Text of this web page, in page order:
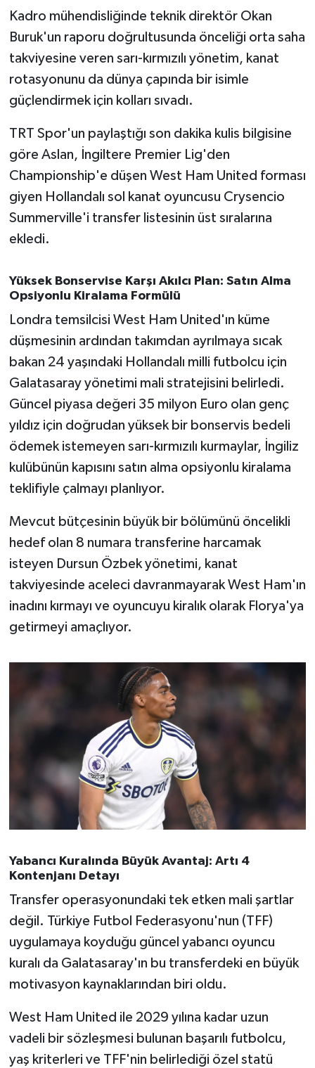
Kadro mühendisliğinde teknik direktör Okan
Buruk'un raporu doğrultusunda önceliği orta saha
takviyesine veren sarı-kırmızılı yönetim, kanat
rotasyonunu da dünya çapında bir isimle
güçlendirmek için kolları sıvadı.
TRT Spor'un paylaştığı son dakika kulis bilgisine
göre Aslan, İngiltere Premier Lig'den
Championship'e düşen West Ham United forması
giyen Hollandalı sol kanat oyuncusu Crysencio
Summerville'i transfer listesinin üst sıralarına
ekledi.
Yüksek Bonservise Karşı Akılcı Plan: Satın Alma
Opsiyonlu Kiralama Formülü
Londra temsilcisi West Ham United'ın küme
düşmesinin ardından takımdan ayrılmaya sıcak
bakan 24 yaşındaki Hollandalı milli futbolcu için
Galatasaray yönetimi mali stratejisini belirledi.
Güncel piyasa değeri 35 milyon Euro olan genç
yıldız için doğrudan yüksek bir bonservis bedeli
ödemek istemeyen sarı-kırmızılı kurmaylar, İngiliz
kulübünün kapısını satın alma opsiyonlu kiralama
teklifiyle çalmayı planlıyor.
Mevcut bütçesinin büyük bir bölümünü öncelikli
hedef olan 8 numara transferine harcamak
isteyen Dursun Özbek yönetimi, kanat
takviyesinde aceleci davranmayarak West Ham'ın
inadını kırmayı ve oyuncuyu kiralık olarak Florya'ya
getirmeyi amaçlıyor.
Yabancı Kuralında Büyük Avantaj: Artı 4
Kontenjanı Detayı
Transfer operasyonundaki tek etken mali şartlar
değil. Türkiye Futbol Federasyonu'nun (TFF)
uygulamaya koyduğu güncel yabancı oyuncu
kuralı da Galatasaray'ın bu transferdeki en büyük
motivasyon kaynaklarından biri oldu.
West Ham United ile 2029 yılına kadar uzun
vadeli bir sözleşmesi bulunan başarılı futbolcu,
yaş kriterleri ve TFF'nin belirlediği özel statü
KÜLTÜR-SANAT
MAGAZİN
MANŞET
OLAY
OTOMOTİV
Resmi İlanlar
Savaştepe
SEYAHAT
SİYASET
Sındırgı
SPOR
SÜRMANŞET
TARİHTE BUGÜN
TEKNOLOJİ
Trend
VİZYONDAKİLER
YAŞAM